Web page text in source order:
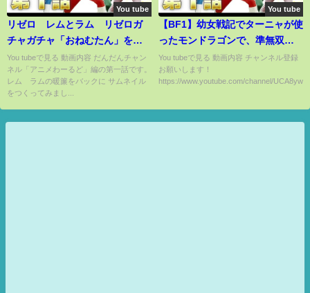
You tube
リゼロ レムとラム リゼロガ
チャガチャ「おねむたん」をや
ってみた。
You tubeで見る 動画内容 だんだんチャン
ネル「アニメわーるど」編の第一話です。
レム ラムの暖簾をバックに サムネイル
をつくってみまし...
You tube
【BF1】幼女戦記でターニャが使
ったモンドラゴンで、準無双！
大暴れ武器！【ゲーム実況】
You tubeで見る 動画内容 チャンネル登録
お願いします！
https://www.youtube.com/channel/UCA8yw...